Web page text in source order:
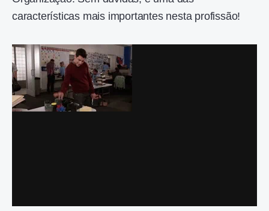
características mais importantes nesta profissão!